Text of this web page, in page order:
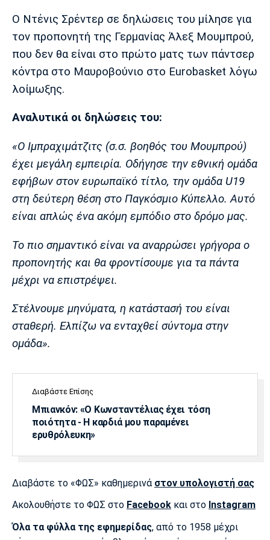
Cine Spot
Running
Media
Παρασκήνιο
Πρόγραμμα TV
Ιωνικός Κηφισιά
Μαδρίτης
Μαδρίτης
Μάντσεστερ
Γιουνάιτεντ
Τσέλσι Άρσεναλ
Λίβερπουλ
Μπορούσια
Ντόρτμουντ
Παρί Σεν
Ζερμέν
Μαρσέιγ
Μονακό
Ερυθρός
Τότεναμ
Ο Ντένις Σρέντερ σε δηλώσεις του μίλησε για
τον προπονητή της Γερμανίας Άλεξ Μουμπρού,
που δεν θα είναι στο πρώτο ματς των πάντσερ
κόντρα στο Μαυροβούνιο στο Eurobasket λόγω
λοίμωξης.
Αναλυτικά οι δηλώσεις του:
«Ο Ιμπραχιμάτζιτς (σ.σ. βοηθός του Μουμπρού)
έχει μεγάλη εμπειρία. Οδήγησε την εθνική ομάδα
εφήβων στον ευρωπαϊκό τίτλο, την ομάδα U19
στη δεύτερη θέση στο Παγκόσμιο Κύπελλο. Αυτό
είναι απλώς ένα ακόμη εμπόδιο στο δρόμο μας.
Το πιο σημαντικό είναι να αναρρώσει γρήγορα ο
προπονητής και θα φροντίσουμε για τα πάντα
μέχρι να επιστρέψει.
Στέλνουμε μηνύματα, η κατάστασή του είναι
σταθερή. Ελπίζω να ενταχθεί σύντομα στην
ομάδα».
Διαβάστε Επίσης
Μπιανκόν: «Ο Κωνσταντέλιας έχει τόση
ποιότητα - Η καρδιά μου παραμένει
ερυθρόλευκη»
Διαβάστε το «ΦΩΣ» καθημερινά στον υπολογιστή σας
Ακολουθήστε το ΦΩΣ στο Facebook και στο Instagram
Όλα τα φύλλα της εφημερίδας, από το 1958 μέχρι